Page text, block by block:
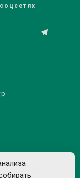
сайта
данных